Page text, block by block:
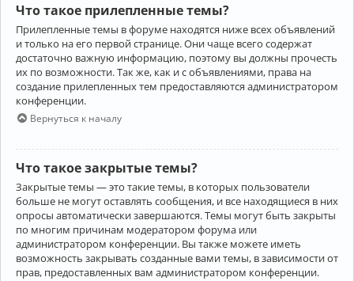
Что такое прилепленные темы?
Прилепленные темы в форуме находятся ниже всех объявлений
и только на его первой странице. Они чаще всего содержат
достаточно важную информацию, поэтому вы должны прочесть
их по возможности. Так же, как и с объявлениями, права на
создание прилепленных тем предоставляются администратором
конференции.
Вернуться к началу
Что такое закрытые темы?
Закрытые темы — это такие темы, в которых пользователи
больше не могут оставлять сообщения, и все находящиеся в них
опросы автоматически завершаются. Темы могут быть закрыты
по многим причинам модератором форума или
администратором конференции. Вы также можете иметь
возможность закрывать созданные вами темы, в зависимости от
прав, предоставленных вам администратором конференции.